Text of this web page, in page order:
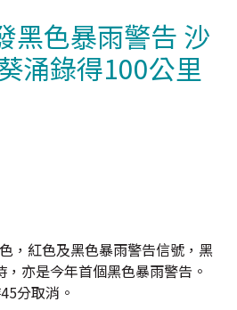
黑色暴雨警告 沙
涌錄得100公里
，紅色及黑色暴雨警告信號，黑
亦是今年首個黑色暴雨警告。
分取消。